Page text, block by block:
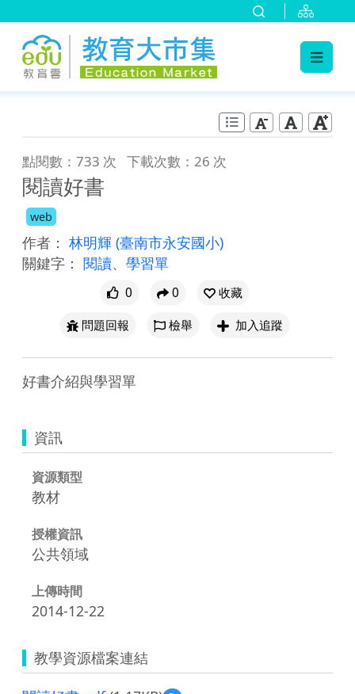
點閱數：733 次 下載次數：26 次
閱讀好書
web
作者： 林明輝 (臺南市永安國小)
關鍵字： 閱讀、 學習單
0 0
收藏
問題回報
檢舉 加入追蹤
好書介紹與學習單
資訊
資源類型
教材
授權資訊
公共領域
上傳時間
2014-12-22
教學資源檔案連結